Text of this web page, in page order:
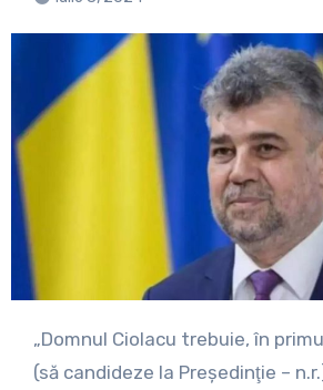
„Domnul Ciolacu trebuie, în primul rând, să vrea
(să candideze la Preşedinţie –